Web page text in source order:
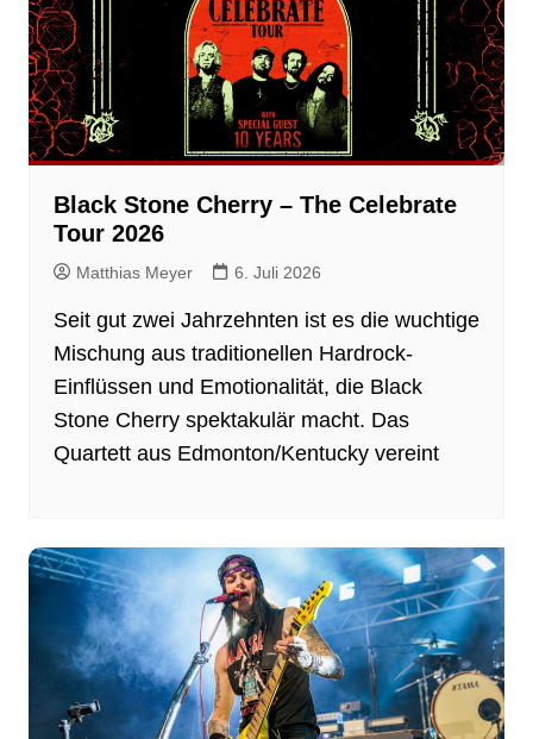
Black Stone Cherry – The Celebrate
Tour 2026
Matthias Meyer 6. Juli 2026
Seit gut zwei Jahrzehnten ist es die wuchtige
Mischung aus traditionellen Hardrock-
Einflüssen und Emotionalität, die Black
Stone Cherry spektakulär macht. Das
Quartett aus Edmonton/Kentucky vereint